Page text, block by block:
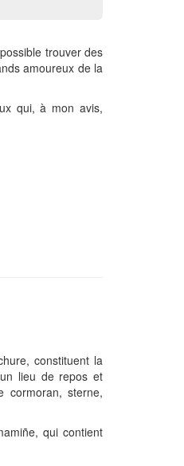
trouver des
amoureux de la
qui, à mon avis,
constituent la
lieu de repos et
cormoran, sterne,
qui contient